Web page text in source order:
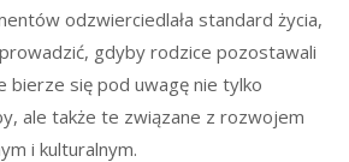
odzwierciedlała standard życia,
gdyby rodzice pozostawali
bierze się pod uwagę nie tylko
ale także te związane z rozwojem
i kulturalnym.